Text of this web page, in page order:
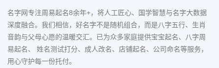
名字网专注周易起名8余年+，将人工匠心、国学智慧与名字大数据
深度融合。我们相信，好名字不是随机组合，而是八字五行、生肖
音韵与父母心愿的温暖交汇。已为众多家庭提供宝宝起名、八字周
易起名、 姓名测试打分、成人改名、店铺起名、公司命名等服务，
用心守护每一份托付。